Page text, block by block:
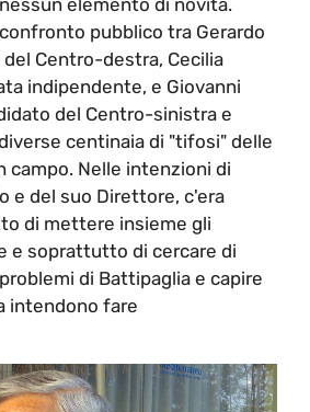
pubblico tra Gerardo
Centro-destra, Cecilia
indipendente, e Giovanni
del Centro-sinistra e
centinaia di "tifosi" delle
campo. Nelle intenzioni di
e del suo Direttore, c'era
di mettere insieme gli
e soprattutto di cercare di
di Battipaglia e capire
intendono fare